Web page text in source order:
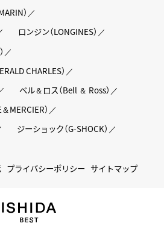
）
ロンジン（LONGINES）
CHARLES）
ベル＆ロス（Bell ＆ Ross）
MERCIER）
ジーショック（G-SHOCK）
プライバシーポリシー サイトマップ